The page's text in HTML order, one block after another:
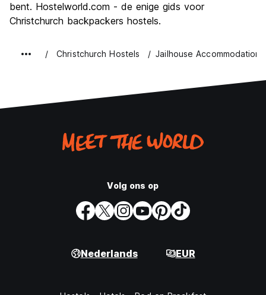
bent. Hostelworld.com - de enige gids voor
Christchurch backpackers hostels.
Christchurch Hostels Jailhouse Accommodation
Volg ons op
Nederlands EUR